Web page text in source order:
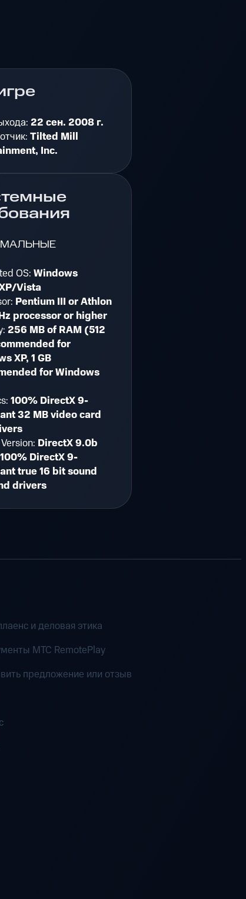
22 сен. 2008 г.
Tilted Mill
Inc.
OS: Windows
Vista
Pentium III or Athlon
processor or higher
256 MB of RAM (512
for
XP, 1 GB
for Windows
100% DirectX 9-
32 MB video card
DirectX 9.0b
100% DirectX 9-
true 16 bit sound
drivers
и деловая этика
MTC RemotePlay
предложение или отзыв